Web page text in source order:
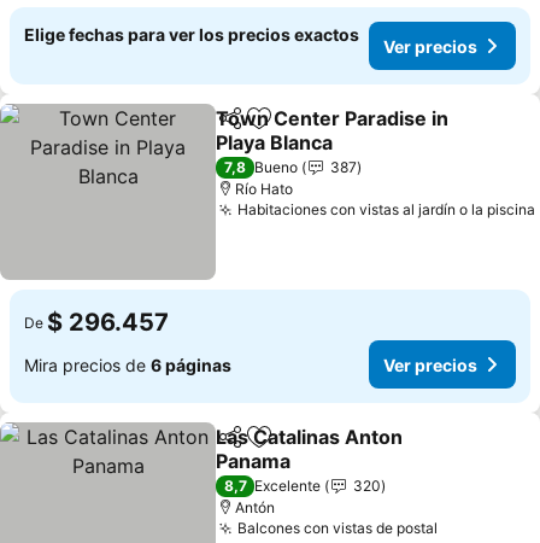
Elige fechas para ver los precios exactos
Ver precios
CompartirAgregar a favoritos
Town Center Paradise in
Playa Blanca
Ver precios
7,8 Bueno
387
Río Hato
Habitaciones con vistas al jardín o la piscina
De $ 296.457
Mira precios de 6 páginas Ver precios
CompartirAgregar a favoritos
Las Catalinas Anton
Panama
Ver precios
8,7 Excelente
320
Antón
Balcones con vistas de postal